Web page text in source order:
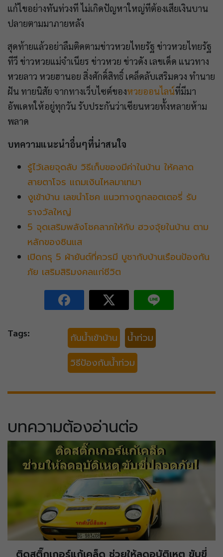
แก้ไขอย่างทันท่วงที ไม่เกิดปัญหาใหญ่ทีต้องเสียเงินบาน
ปลายตามมาภายหลัง
สุดท้ายแล้วอย่าลืมติดตามข่าวหวยไทยรัฐ ข่าวหวยไทยรัฐ
ทีวี ข่าวหวยแม่จําเนียร ข่าวหวย ข่าวดัง เลขเด็ด แนวทาง
หวยลาว หวยฮานอย สิ่งศักดิ์สิทธิ์ เคล็ดลับเสริมดวง ทำนาย
ฝัน ทายนิสัย จากทางเว็บไซต์ของหวยออนไลน์ที่มีมา
อัพเดทให้อยู่ทุกวัน รับประกันว่าเซียนหวยทั้งหลายห้าม
พลาด
บทความแนะนำอื่นๆที่น่าสนใจ
รู้ไว้เลยจุดลับ วิธีเก็บ​ของมีค่าในบ้าน ให้คลาด
สายตาโจร แถมเงินไหลมาเทมา
งูเข้าบ้าน เลขนำโชค แนวทางถูกลอตเตอรี่ รับ
รางวัลใหญ่
5 จุดเสริมพลังโชคลาภให้กับ ฮวงจุ้ยในบ้าน ตาม
หลักของซินแส
เปิดกรุ 5 ผ้ายันต์ที่ควรมี บูชากับบ้านเรือนป้องกัน
ภัย เสริมสิริมงคลแก่ชีวิต
Tags: กันน้ำเข้าบ้าน
น้ำท่วม
วิธีป้องกันน้ำท่วม
บทความต้องอ่านต่อ